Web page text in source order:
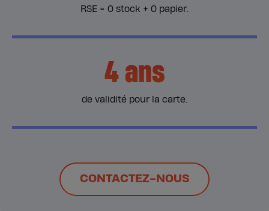
RSE = 0 stock + 0 papier.
4 ans
de validité pour la carte.
CONTACTEZ-NOUS